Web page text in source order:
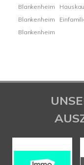
Blankenheim
Blankenheim
Blankenheim